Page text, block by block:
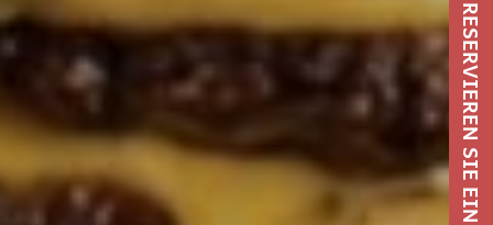
RESERVIEREN SIE EINEN TISCH